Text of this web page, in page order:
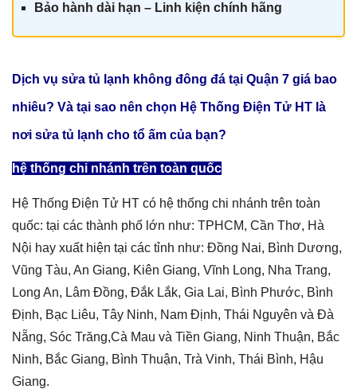
Bảo hành dài hạn – Linh kiện chính hãng
Dịch vụ sửa tủ lạnh không đông đá tại Quận 7 giá bao
nhiêu? Và tại sao nên chọn Hệ Thống Điện Tử HT là
nơi sửa tủ lạnh cho tổ ấm của bạn?
hệ thống chi nhánh trên toàn quốc
Hệ Thống Điện Tử HT có hệ thống chi nhánh trên toàn
quốc: tại các thành phố lớn như: TPHCM, Cần Thơ, Hà
Nội hay xuất hiện tại các tỉnh như: Đồng Nai, Bình Dương,
Vũng Tàu, An Giang, Kiên Giang, Vĩnh Long, Nha Trang,
Long An, Lâm Đồng, Đắk Lắk, Gia Lai, Bình Phước, Bình
Định, Bạc Liêu, Tây Ninh, Nam Định, Thái Nguyên và Đà
Nẵng, Sóc Trăng,Cà Mau và Tiền Giang, Ninh Thuận, Bắc
Ninh, Bắc Giang, Bình Thuận, Trà Vinh, Thái Bình, Hậu
Giang.